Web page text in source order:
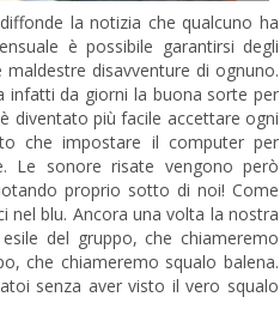
la notizia che qualcuno ha
è possibile garantirsi degli
disavventure di ognuno.
infatti da giorni la buona sorte per
diventato più facile accettare ogni
che impostare il computer per
Le sonore risate vengono però
proprio sotto di noi! Come
nel blu. Ancora una volta la nostra
del gruppo, che chiameremo
che chiameremo squalo balena.
senza aver visto il vero squalo